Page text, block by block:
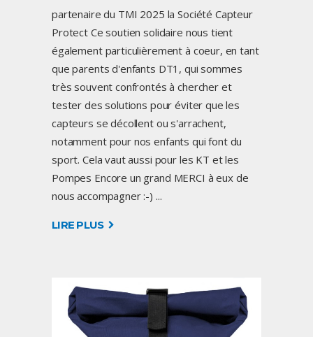
partenaire du TMI 2025 la Société Capteur
Protect Ce soutien solidaire nous tient
également particulièrement à coeur, en tant
que parents d'enfants DT1, qui sommes
très souvent confrontés à chercher et
tester des solutions pour éviter que les
capteurs se décollent ou s'arrachent,
notamment pour nos enfants qui font du
sport. Cela vaut aussi pour les KT et les
Pompes Encore un grand MERCI à eux de
nous accompagner :-)
LIRE PLUS